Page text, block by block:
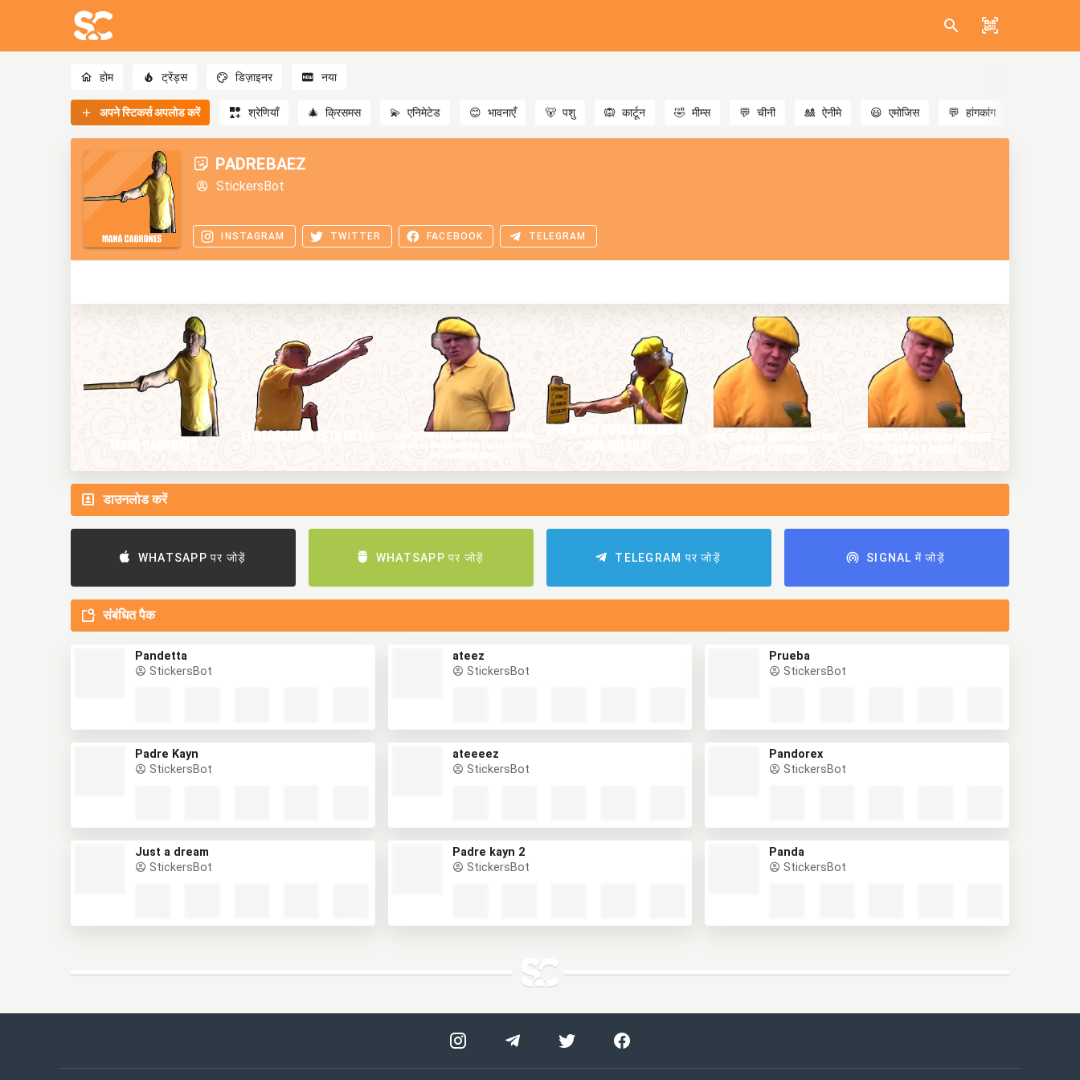
होम ट्रेंड्स डिज़ाइनर नया
अपने स्टिकर्स अपलोड करें श्रेणियाँ 🎄 क्रिसमस 💫 एनिमेटेड 😊 भावनाएँ 🐻 पशु 🙉 कार्टून 🤣 मीम्स 💬 चीनी 🎎 ऐनीमे 😃 एमोजिस 💬 हांगकांग
PADREBAEZ
StickersBot
INSTAGRAM TWITTER FACEBOOK TELEGRAM
डाउनलोड करें
WHATSAPP पर जोड़ें WHATSAPP पर जोड़ें TELEGRAM पर जोड़ें SIGNAL में जोड़ें
संबंधित पैक
Pandetta
StickersBot
ateez
StickersBot
Prueba
StickersBot
Padre Kayn
StickersBot
ateeeez
StickersBot
Pandorex
StickersBot
Just a dream
StickersBot
Padre kayn 2
StickersBot
Panda
StickersBot